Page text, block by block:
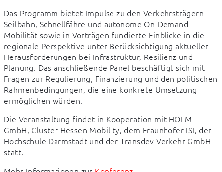
Das Programm bietet Impulse zu den Verkehrsträgern
Seilbahn, Schnellfähre und autonome On-Demand-
Mobilität sowie in Vorträgen fundierte Einblicke in die
regionale Perspektive unter Berücksichtigung aktueller
Herausforderungen bei Infrastruktur, Resilienz und
Planung. Das anschließende Panel beschäftigt sich mit
Fragen zur Regulierung, Finanzierung und den politischen
Rahmenbedingungen, die eine konkrete Umsetzung
ermöglichen würden.
Die Veranstaltung findet in Kooperation mit HOLM
GmbH, Cluster Hessen Mobility, dem Fraunhofer ISI, der
Hochschule Darmstadt und der Transdev Verkehr GmbH
statt.